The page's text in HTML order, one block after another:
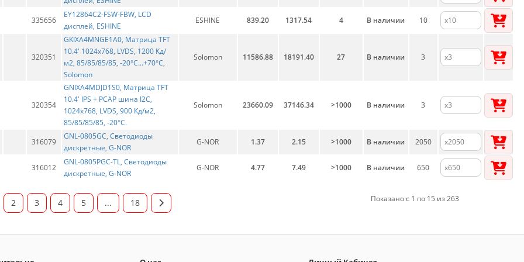
335656
EY12864C2-FSW-FBW, LCD
дисплей, ESHINE
ESHINE 839.20 1317.54 4 В наличии 10
320351
GKIXA4MNGE1A0, Матрица TFT
10.4' 1024x768, LVDS, 1200 Кд/
м2, 85/85/85/85, -20°C...+70°C,
Solomon
Solomon 11586.88 18191.40 27 В наличии 3
320354
GNIXA4MDJD1S0, Матрица TFT
10.4' IPS + PCAP шина I2C,
1024x768, LVDS, 900 Кд/м2,
85/85/85/85, -20°C.
Solomon 23660.09 37146.34 >1000 В наличии 3
316079
GNL-0805GC, Светодиоды
дискретные, G-NOR
G-NOR 1.37 2.15 >1000 В наличии 2050
316012
GNL-0805PGC-TL, Светодиоды
дискретные, G-NOR
G-NOR 4.77 7.49 >1000 В наличии 650
2 3 4 5 ... 18 Показано с 1 по 15 из 263